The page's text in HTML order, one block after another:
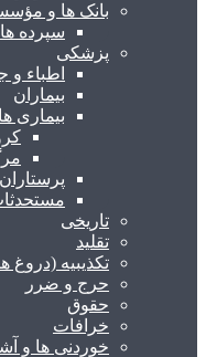
بانک ها و
سپرده ها
پزشکی
اطباء و
بیماران
بیماری ها
پرستاران
تاریخی
تقلید
تکذیبیه
حرج و ضرر
حقوق
خرافات
خوردنی ها و